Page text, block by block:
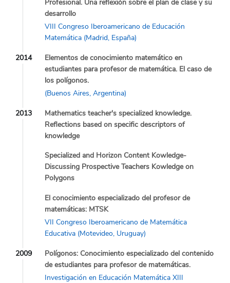
Profesional. Una reflexión sobre el plan de clase y su
desarrollo
VIII Congreso Iberoamericano de Educación
Matemática (Madrid, España)
2014
Elementos de conocimiento matemático en
estudiantes para profesor de matemática. El caso de
los polígonos.
(Buenos Aires, Argentina)
2013
Mathematics teacher's specialized knowledge.
Reflections based on specific descriptors of
knowledge
Specialized and Horizon Content Kowledge-
Discussing Prospective Teachers Kowledge on
Polygons
El conocimiento especializado del profesor de
matemáticas: MTSK
VII Congreso Iberoamericano de Matemática
Educativa (Motevideo, Uruguay)
2009
Polígonos: Conocimiento especializado del contenido
de estudiantes para profesor de matemáticas.
Investigación en Educación Matemática XIII